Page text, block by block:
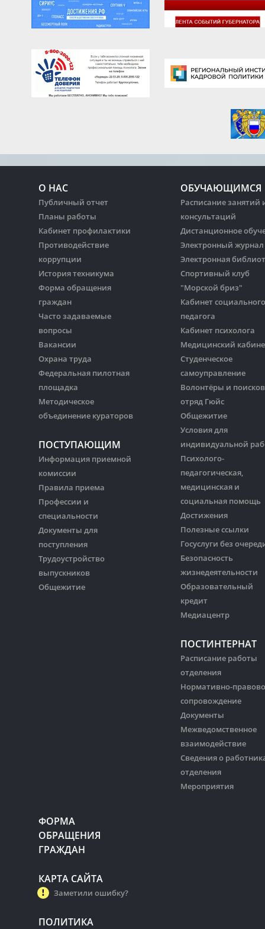
О НАС
Публичный отчет
Планы работы
Кабинет профилактики
Противодействие
коррупции
История техникума
Форма обращения
граждан
Часто задаваемые
вопросы
Вакансии
Охрана труда
Федеральная пилотная
площадка
Методическое
объединение кураторов
ПОСТУПАЮЩИМ
Информация приемной
комиссии
Правила приема
Профессии и
специальности
Документы для
поступления
Трудоустройство
выпускников
Общежитие
ОБУЧАЮЩИМСЯ
Расписание занятий
консультаций
Дистанционное
Электронный журнал
Электронная
Спортивный клуб
"Морской бриз"
Кабинет социального
педагога
Кабинет психолога
Медицинский
Студенческое
самоуправление
Волонтёры и
отряд Гюйс
Общежитие
Условия для
индивидуальной
Психолого-
педагогическая,
медицинская и
социальная помощь
Достижения
Полезные ссылки
Госуслуги без
Безопасность
жизнедеятельности
Образовательный
кредит
Медиацентр
ПОСТИНТЕРНАТ
Расписание работы
отделения
Нормативно-
сопровождение
Документы
Межведомственное
взаимодействие
Сведения о
отделения
Мероприятия
ФОРМА
ОБРАЩЕНИЯ
ГРАЖДАН
КАРТА САЙТА
Заметили ошибку?
ПОЛИТИКА